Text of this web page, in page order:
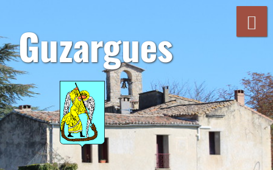
contenuGuzargues